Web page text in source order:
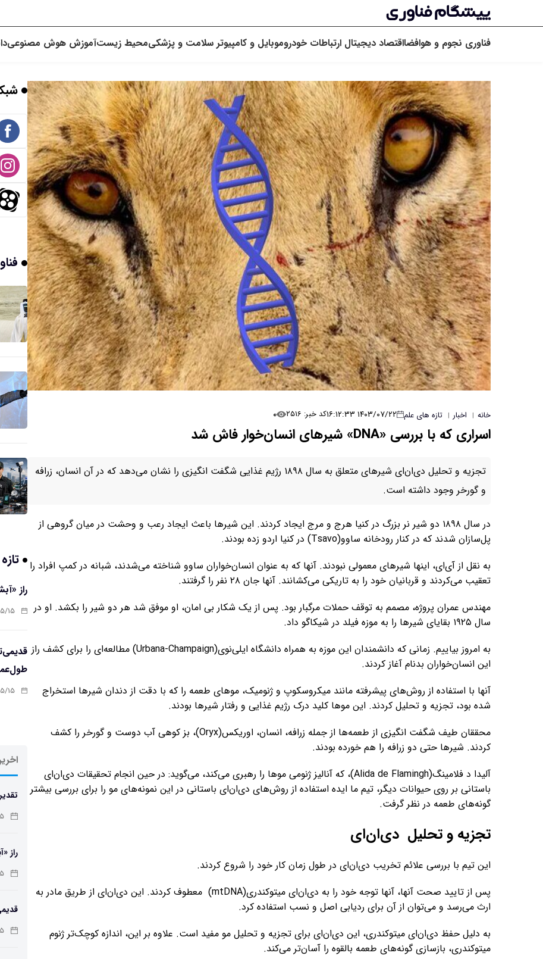
فناوری نجوم و هوافضااقتصاد دیجیتال ارتباطات خودروموبایل و کامپیوتر سلامت و پزشکیمحیط زیستآموزش هوش مصنوعی
خانه | اخبار | تازه های علم ۱۴۰۳/۰۷/۲۲ ۱۶:۱۲:۳۳ کد خبر: ۲۵۱۶ ۰
اسراری که با بررسی «DNA» شیرهای انسان‌خوار فاش شد
تجزیه و تحلیل دی‌ان‌ای شیرهای متعلق به سال ۱۸۹۸ رژیم غذایی شگفت انگیزی را نشان می‌دهد که در آن انسان، زرافه
و گورخر وجود داشته است.
در سال ۱۸۹۸ دو شیر نر بزرگ در کنیا هرج و مرج ایجاد کردند. این شیرها باعث ایجاد رعب و وحشت در میان گروهی از
پل‌سازان شدند که در کنار رودخانه ساوو(Tsavo) در کنیا اردو زده بودند.
به نقل از آی‌ای، اینها شیرهای معمولی نبودند. آنها که به عنوان انسان‌خواران ساوو شناخته می‌شدند، شبانه در کمپ افراد را
تعقیب می‌کردند و قربانیان خود را به تاریکی می‌کشانند. آنها جان ۲۸ نفر را گرفتند.
مهندس عمران پروژه، مصمم به توقف حملات مرگبار بود. پس از یک شکار بی امان، او موفق شد هر دو شیر را بکشد. او در
سال ۱۹۲۵ بقایای شیرها را به موزه فیلد در شیکاگو داد.
به امروز بیاییم. زمانی که دانشمندان این موزه به همراه دانشگاه ایلی‌نوی(Urbana-Champaign) مطالعه‌ای را برای کشف راز
این انسان‌خواران بدنام آغاز کردند.
آنها با استفاده از روش‌های پیشرفته مانند میکروسکوپ و ژنومیک، موهای طعمه را که با دقت از دندان شیرها استخراج
شده بود، تجزیه و تحلیل کردند. این موها کلید درک رژیم غذایی و رفتار شیرها بودند.
محققان طیف شگفت انگیزی از طعمه‌ها از جمله زرافه، انسان، اوریکس(Oryx)، بز کوهی آب دوست و گورخر را کشف
کردند. شیرها حتی دو زرافه را هم خورده بودند.
آلیدا د فلامینگ(Alida de Flamingh)، که آنالیز ژنومی موها را رهبری می‌کند، می‌گوید: در حین انجام تحقیقات دی‌ان‌ای
باستانی بر روی حیوانات دیگر، تیم ما ایده استفاده از روش‌های دی‌ان‌ای باستانی در این نمونه‌های مو را برای بررسی بیشتر
گونه‌های طعمه در نظر گرفت.
تجزیه و تحلیل دی‌ان‌ای
این تیم با بررسی علائم تخریب دی‌ان‌ای در طول زمان کار خود را شروع کردند.
پس از تایید صحت آنها، آنها توجه خود را به دی‌ان‌ای میتوکندری(mtDNA) معطوف کردند. این دی‌ان‌ای از طریق مادر به
ارث می‌رسد و می‌توان از آن برای ردیابی اصل و نسب استفاده کرد.
به دلیل حفظ دی‌ان‌ای میتوکندری، این دی‌ان‌ای برای تجزیه و تحلیل مو مفید است. علاوه بر این، اندازه کوچک‌تر ژنوم
میتوکندری، بازسازی گونه‌های طعمه بالقوه را آسان‌تر می‌کند.
راز
۱۴۰۵/
۱۴۰۵/
راز